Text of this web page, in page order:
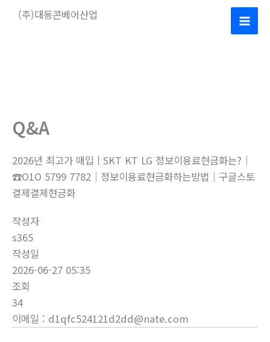
(주)대동콘베어산업
Main
Q&A
2026년 최고가 매입ㅣSKT KT LG 정보이용료현금화는?｜
☎O1O 5799 7782｜정보이용료현금화하는방법｜구글스토
결제결제현금화
작성자
s365
작성일
2026-06-27 05:35
조회
34
이메일 : d1qfc524121d2dd@nate.com